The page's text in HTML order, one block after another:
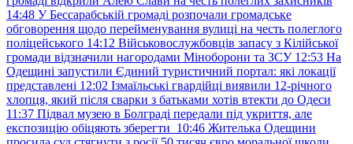
14:48 У Бессарабській громаді розпочали громадське
обговорення щодо перейменування вулиці на честь полеглого
поліцейського 14:12 Військовослужбовців запасу з Кілійської
громади відзначили нагородами Міноборони та ЗСУ 12:53 На
Одещині запустили Єдиний туристичний портал: які локації
представлені 12:02 Ізмаїльські гвардійці виявили 12-річного
хлопця, який після сварки з батьками хотів втекти до Одеси
11:37 Підвал музею в Болграді передали під укриття, але
експозицію обіцяють зберегти 10:46 Жителька Одещини